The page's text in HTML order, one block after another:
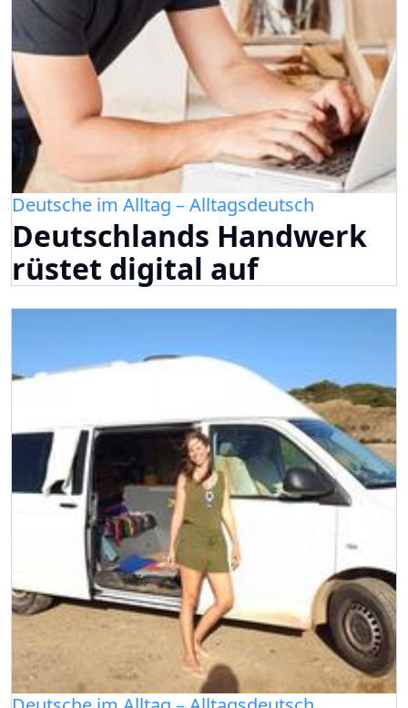
Deutsche im Alltag – Alltagsdeutsch
Deutschlands Handwerk
rüstet digital auf